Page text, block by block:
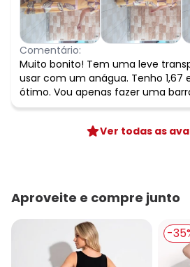
Comentário:
Muito bonito! Tem uma leve
usar com um anágua. Tenho 1,67
ótimo. Vou apenas fazer uma
Ver todas as
Aproveite e compre junto
-